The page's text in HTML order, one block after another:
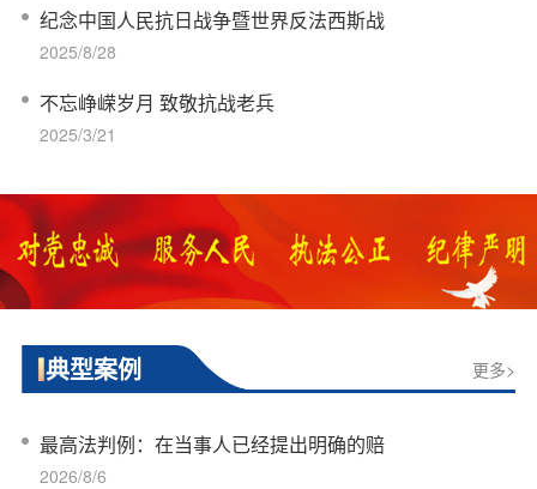
纪念中国人民抗日战争暨世界反法西斯战
2025/8/28
不忘峥嵘岁月 致敬抗战老兵
2025/3/21
典型案例 更多>
最高法判例：在当事人已经提出明确的赔
2026/8/6